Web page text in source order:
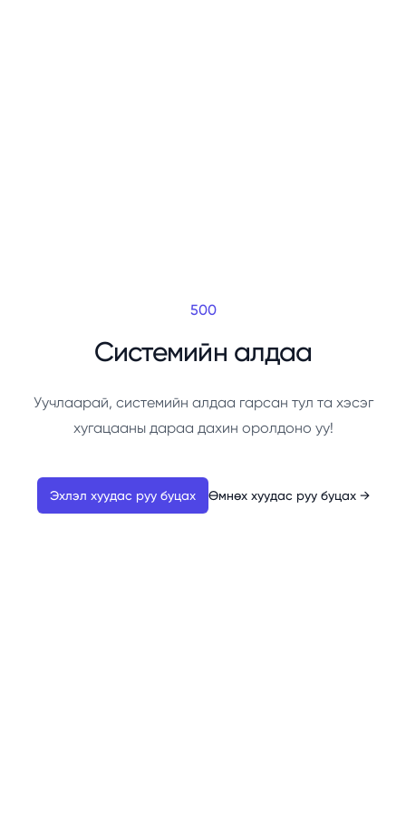
500
Системийн алдаа
Уучлаарай, системийн алдаа гарсан тул та хэсэг
хугацааны дараа дахин оролдоно уу!
Эхлэл хуудас руу буцах Өмнөх хуудас руу буцах →